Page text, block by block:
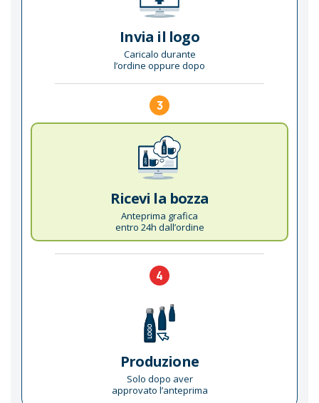
Invia il logo
Caricalo durante
l’ordine oppure dopo
3
Ricevi la bozza
Anteprima grafica
entro 24h dall’ordine
4
Produzione
Solo dopo aver
approvato l’anteprima